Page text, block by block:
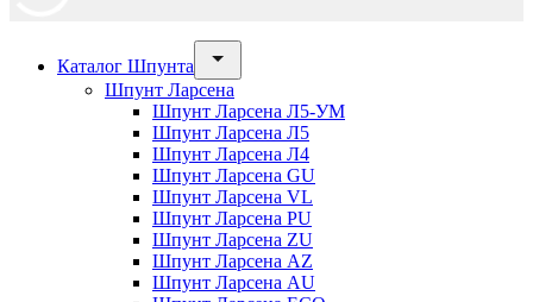
Каталог Шпунта
Шпунт Ларсена
Шпунт Ларсена Л5-УМ
Шпунт Ларсена Л5
Шпунт Ларсена Л4
Шпунт Ларсена GU
Шпунт Ларсена VL
Шпунт Ларсена PU
Шпунт Ларсена ZU
Шпунт Ларсена AZ
Шпунт Ларсена AU